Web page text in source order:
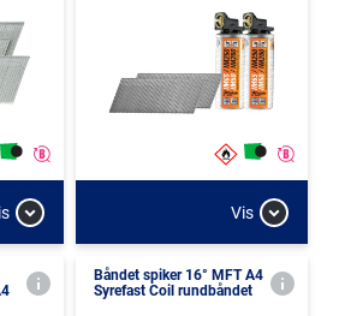
Vis
Båndet spiker 16° MFT A4
Syrefast Coil rundbåndet